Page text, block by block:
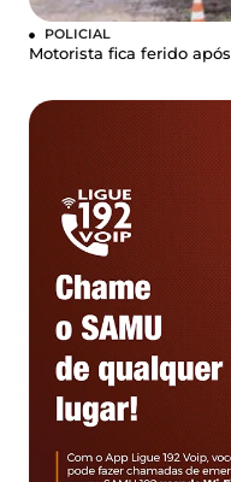
POLICIAL
Motorista fica ferido